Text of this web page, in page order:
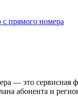
прямого номера
— это
абонента и